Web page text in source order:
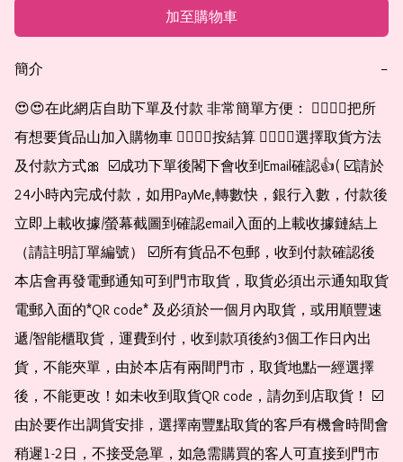
加至購物車
簡介 −
😍😍在此網店自助下單及付款 非常簡單方便： 👉🏻👉🏻把所
有想要貨品山加入購物車 👉🏻👉🏻按結算 👉🏻👉🏻選擇取貨方法
及付款方式🎀  ☑️成功下單後閣下會收到Email確認👍( ☑️請於
24小時內完成付款，如用PayMe,轉數快，銀行入數，付款後
立即上載收據/螢幕截圖到確認email入面的上載收據鏈結上
（請註明訂單編號） ☑️所有貨品不包郵，收到付款確認後
本店會再發電郵通知可到門市取貨，取貨必須出示通知取貨
電郵入面的*QR code* 及必須於一個月內取貨，或用順豐速
遞/智能櫃取貨，運費到付，收到款項後約3個工作日內出
貨，不能夾單，由於本店有兩間門市，取貨地點一經選擇
後，不能更改！如未收到取貨QR code，請勿到店取貨！ ☑️
由於要作出調貨安排，選擇南豐點取貨的客戶有機會時間會
稍遲1-2日，不接受急單，如急需購買的客人可直接到門市